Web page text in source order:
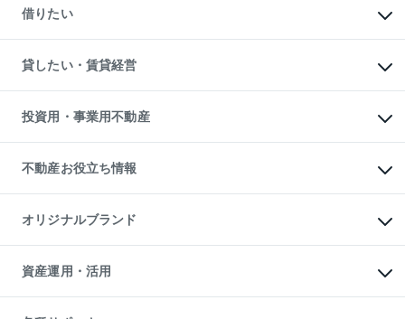
中古一戸建ての購入
不動産購入の流れ
注目キーワード物件特集
購入ガイド
English 繁体中文簡体中文
一戸建ての売却・査定
土地の売却・査定
スピードAI査定
不動産査定について
不動産売却の流れ
不動産買換えの流れ
売却ガイド
借りたい
オフィス・店舗の賃貸
借りるときの流れ
借りるガイド
貸したい・賃貸経営
マンション賃料データ
賃貸管理プラン
リロケーションについて
貸すガイド
投資用・事業用不動産
事業用不動産
マンション投資
投資用マンション
アパート経営
収益物件
ビル購入（ビル一棟）
投資用不動産の売却査定
事業用不動産の売却査定
不動産お役立ち情報
マンションライブラリー
人気マンションランキング
暮らしに役立つ不動産メディア
不動産相場・不動産価格情報
不動産コラム・ニュース
不動産用語集
オリジナルブランド
一棟リノベーションマンション
L`GENTE（ルジェンテ）
区分リノベーションマンション
資産運用・活用